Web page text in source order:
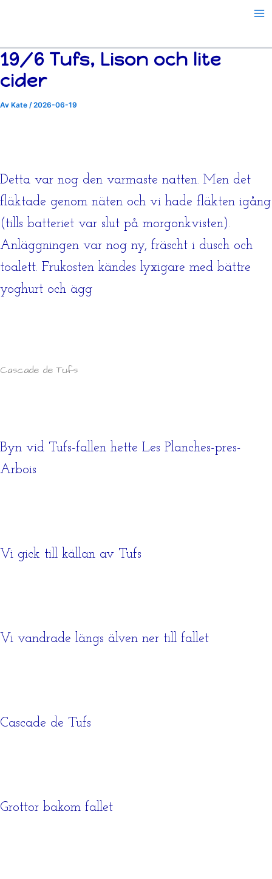
19/6 Tufs, Lison och lite
cider
Av Kate /2026-06-19
Detta var nog den varmaste natten. Men det
fläktade genom näten och vi hade fläkten igång
(tills batteriet var slut på morgonkvisten).
Anläggningen var nog ny, fräscht i dusch och
toalett. Frukosten kändes lyxigare med bättre
yoghurt och ägg
Cascade de Tufs
Byn vid Tufs-fallen hette Les Planches-pres-
Arbois
Vi gick till källan av Tufs
Vi vandrade längs älven ner till fallet
Cascade de Tufs
Grottor bakom fallet